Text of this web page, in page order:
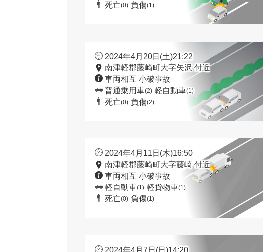
死亡(0) 負傷(1)
2024年4月20日(土)21:22
南津軽郡藤崎町大字矢沢 付近
車両相互 小破事故
普通乗用車(2) 軽自動車(1)
死亡(0) 負傷(2)
2024年4月11日(木)16:50
南津軽郡藤崎町大字藤崎 付近
車両相互 小破事故
軽自動車(1) 軽貨物車(1)
死亡(0) 負傷(1)
2024年4月7日(日)14:20